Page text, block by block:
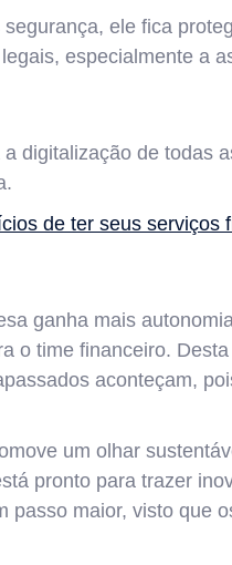
ele fica
especialmente a
digitalização de todas
de ter seus serviços
ganha mais
o time financeiro.
aconteçam,
um olhar
pronto para trazer
passo maior, visto que